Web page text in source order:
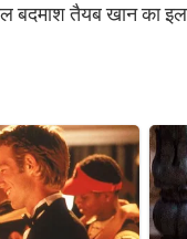
बदमाश तैयब खान का